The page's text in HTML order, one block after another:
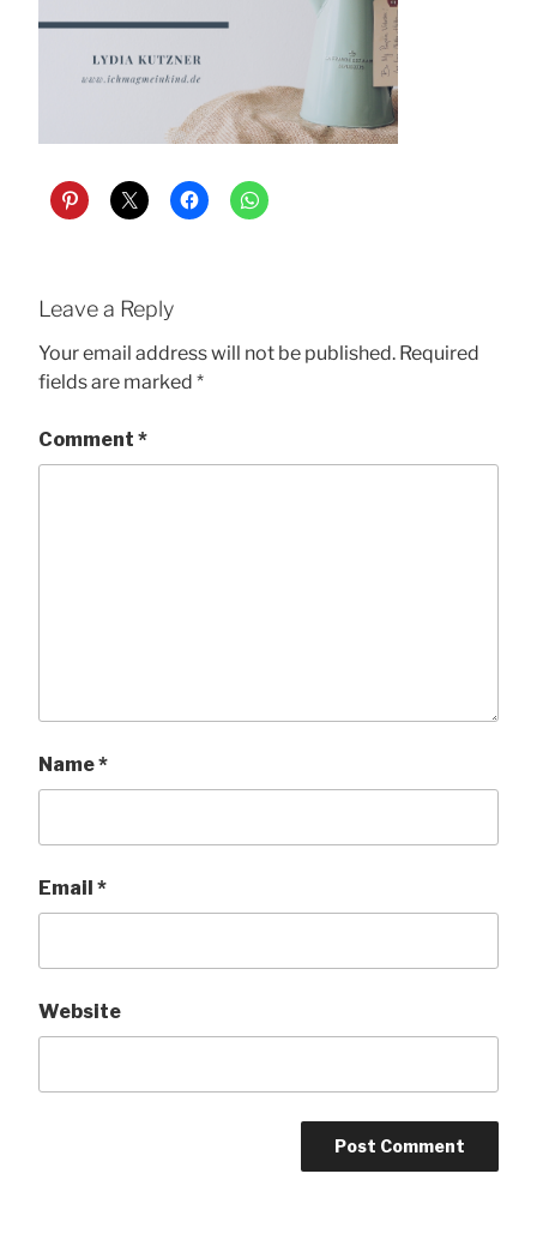
Leave a Reply
Your email address will not be published. Required
fields are marked *
Comment *
Name*
Email *
Website